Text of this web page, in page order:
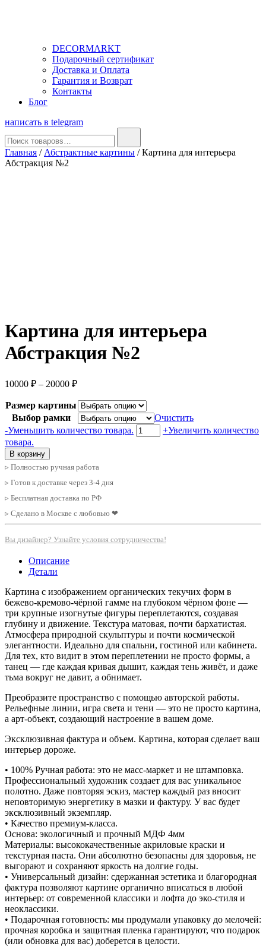
DECORMARKT
Подарочный сертификат
Доставка и Оплата
Гарантия и Возврат
Контакты
Блог
написать в telegram
Главная / Абстрактные картины / Картина для интерьера
Абстракция №2
Картина для интерьера
Абстракция №2
10000 ₽ – 20000 ₽Диапазон
10000 ₽
–
20000 ₽
Размер картины
Выбор рамки
Очистить
-Уменьшить количество товара. Количество
товара
+Увеличить количество
товара.
В корзину
▹ Полностью ручная работа
▹ Готов к доставке через 3-4 дня
▹ Бесплатная доставка по РФ
▹ Сделано в Москве с любовью ❤
Вы дизайнер? Узнайте условия сотрудничества!
Описание
Детали
Картина с изображением органических текучих форм в
бежево-кремово-чёрной гамме на глубоком чёрном фоне —
три крупные изогнутые фигуры переплетаются, создавая
глубину и движение. Текстура матовая, почти бархатистая.
Атмосфера природной скульптуры и почти космической
элегантности. Идеально для спальни, гостиной или кабинета.
Для тех, кто видит в этом переплетении не просто формы, а
танец — где каждая кривая дышит, каждая тень живёт, и даже
тьма вокруг не давит, а обнимает.
Преобразите пространство с помощью авторской работы.
Рельефные линии, игра света и тени — это не просто картина,
а арт-объект, создающий настроение в вашем доме.
Эксклюзивная фактура и объем. Картина, которая сделает ваш
интерьер дороже.
• 100% Ручная работа: это не масс-маркет и не штамповка.
Профессиональный художник создает для вас уникальное
полотно. Даже повторяя эскиз, мастер каждый раз вносит
неповторимую энергетику в мазки и фактуру. У вас будет
эксклюзивный экземпляр.
• Качество премиум-класса.
Основа: экологичный и прочный МДФ 4мм
Материалы: высококачественные акриловые краски и
текстурная паста. Они абсолютно безопасны для здоровья, не
выгорают и сохраняют яркость на долгие годы.
• Универсальный дизайн: сдержанная эстетика и благородная
фактура позволяют картине органично вписаться в любой
интерьер: от современной классики и лофта до эко-стиля и
неоклассики.
• Подарочная готовность: мы продумали упаковку до мелочей:
прочная коробка и защитная пленка гарантируют, что подарок
(или обновка для вас) доберется в целости.